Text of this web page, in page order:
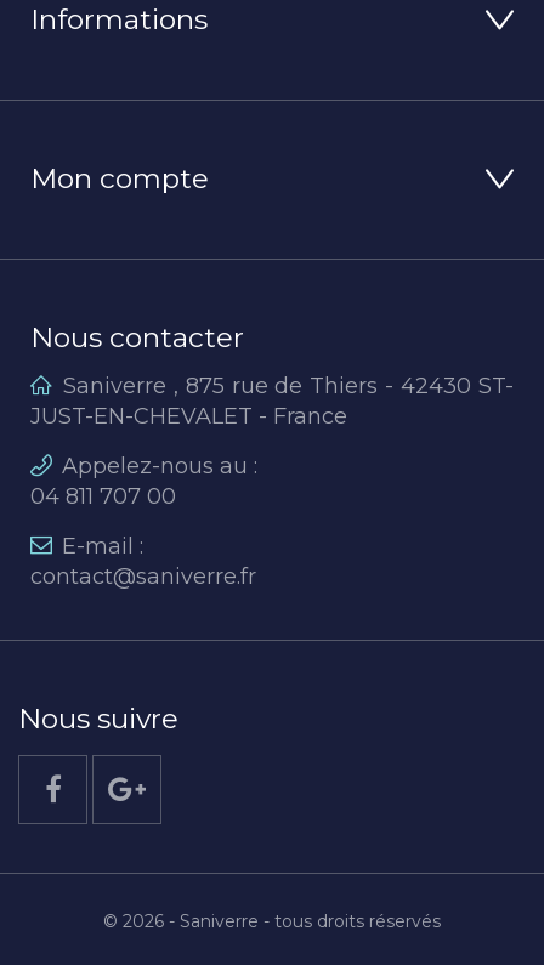
Informations
Mon compte
Nous contacter
Saniverre , 875 rue de Thiers - 42430 ST-
JUST-EN-CHEVALET - France
Appelez-nous au :
04 811 707 00
E-mail :
contact@saniverre.fr
Nous suivre
© 2026 - Saniverre - tous droits réservés